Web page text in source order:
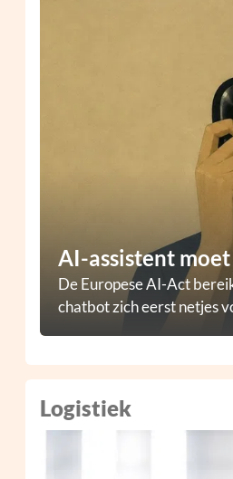
AI-assistent moet
De Europese AI-Act
chatbot zich eerst netjes
Logistiek